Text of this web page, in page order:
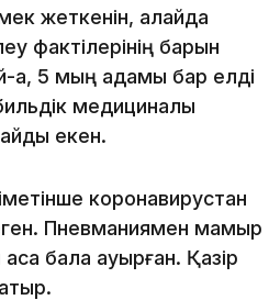
жеткенін, алайда
фактілерінің барын
5 мың адамы бар елді
медициналық
екен.
коронавирустан
Пневманиямен мамыр
бала ауырған. Қазір